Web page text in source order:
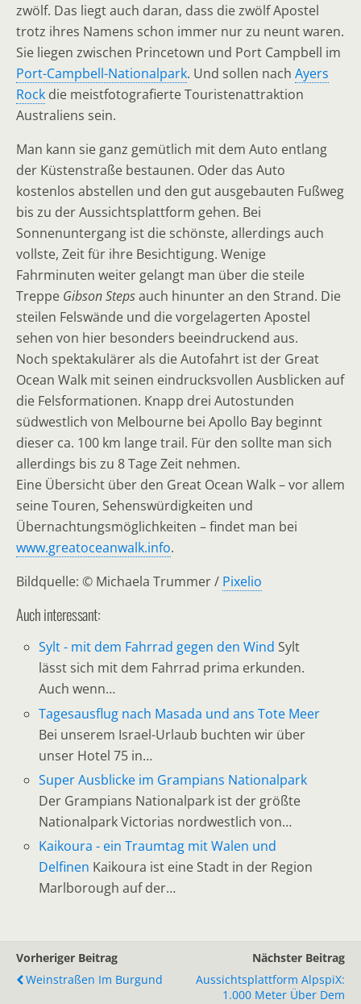
zwölf. Das liegt auch daran, dass die zwölf Apostel
trotz ihres Namens schon immer nur zu neunt waren.
Sie liegen zwischen Princetown und Port Campbell im
Port-Campbell-Nationalpark. Und sollen nach Ayers
Rock die meistfotografierte Touristenattraktion
Australiens sein.
Man kann sie ganz gemütlich mit dem Auto entlang
der Küstenstraße bestaunen. Oder das Auto
kostenlos abstellen und den gut ausgebauten Fußweg
bis zu der Aussichtsplattform gehen. Bei
Sonnenuntergang ist die schönste, allerdings auch
vollste, Zeit für ihre Besichtigung. Wenige
Fahrminuten weiter gelangt man über die steile
Treppe Gibson Stepsauch hinunter an den Strand. Die
steilen Felswände und die vorgelagerten Apostel
sehen von hier besonders beeindruckend aus.
Noch spektakulärer als die Autofahrt ist der Great
Ocean Walk mit seinen eindrucksvollen Ausblicken auf
die Felsformationen. Knapp drei Autostunden
südwestlich von Melbourne bei Apollo Bay beginnt
dieser ca. 100 km lange trail. Für den sollte man sich
allerdings bis zu 8 Tage Zeit nehmen.
Eine Übersicht über den Great Ocean Walk – vor allem
seine Touren, Sehenswürdigkeiten und
Übernachtungsmöglichkeiten – findet man bei
www.greatoceanwalk.info.
Bildquelle: © Michaela Trummer / Pixelio
Auch interessant:
Sylt - mit dem Fahrrad gegen den Wind Sylt
lässt sich mit dem Fahrrad prima erkunden.
Auch wenn…
Tagesausflug nach Masada und ans Tote Meer
Bei unserem Israel-Urlaub buchten wir über
unser Hotel 75 in…
Super Ausblicke im Grampians Nationalpark
Der Grampians Nationalpark ist der größte
Nationalpark Victorias nordwestlich von…
Kaikoura - ein Traumtag mit Walen und
Delfinen Kaikoura ist eine Stadt in der Region
Marlborough auf der…
Vorheriger Beitrag
Weinstraßen Im Burgund
Nächster Beitrag
Aussichtsplattform AlpspiX:
1.000 Meter Über Dem